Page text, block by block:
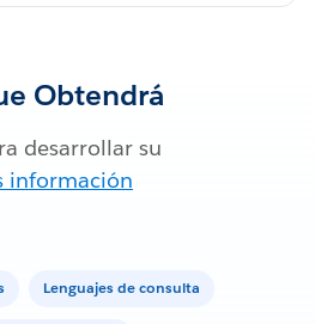
Obtendrá
desarrollar su
información
Lenguajes de consulta